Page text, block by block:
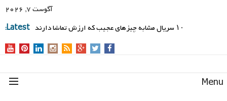
آگوست 7, 2026
Latest:
۱۰ سریال مشابه چیزهای عجیب که ارزش تماشا دارند